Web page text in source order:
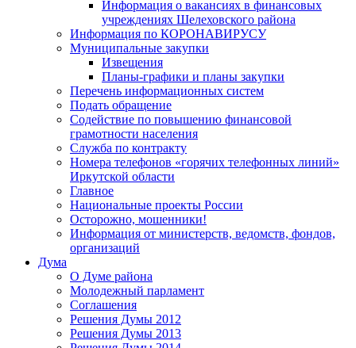
Информация о вакансиях в финансовых
учреждениях Шелеховского района
Информация по КОРОНАВИРУСУ
Муниципальные закупки
Извещения
Планы-графики и планы закупки
Перечень информационных систем
Подать обращение
Содействие по повышению финансовой
грамотности населения
Служба по контракту
Номера телефонов «горячих телефонных линий»
Иркутской области
Главное
Национальные проекты России
Осторожно, мошенники!
Информация от министерств, ведомств, фондов,
организаций
Дума
О Думе района
Молодежный парламент
Соглашения
Решения Думы 2012
Решения Думы 2013